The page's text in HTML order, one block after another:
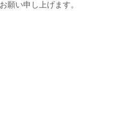
願い申し上げます。